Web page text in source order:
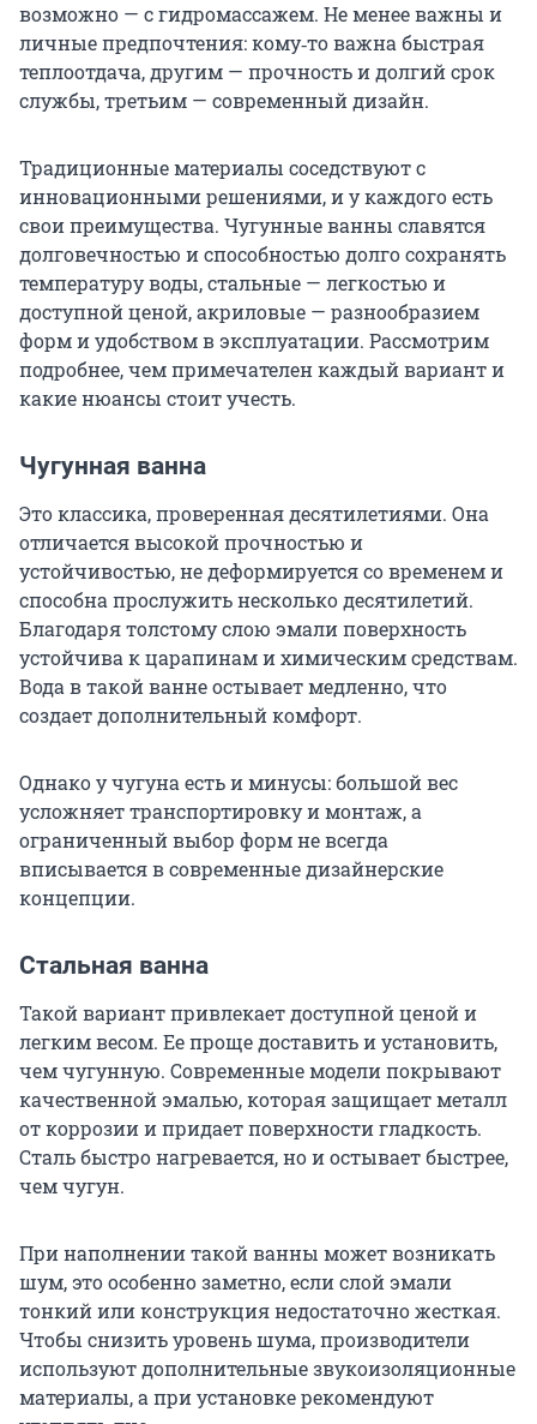
возможно — с гидромассажем. Не менее важны и
личные предпочтения: кому‑то важна быстрая
теплоотдача, другим — прочность и долгий срок
службы, третьим — современный дизайн.
Традиционные материалы соседствуют с
инновационными решениями, и у каждого есть
свои преимущества. Чугунные ванны славятся
долговечностью и способностью долго сохранять
температуру воды, стальные — легкостью и
доступной ценой, акриловые — разнообразием
форм и удобством в эксплуатации. Рассмотрим
подробнее, чем примечателен каждый вариант и
какие нюансы стоит учесть.
Чугунная ванна
Это классика, проверенная десятилетиями. Она
отличается высокой прочностью и
устойчивостью, не деформируется со временем и
способна прослужить несколько десятилетий.
Благодаря толстому слою эмали поверхность
устойчива к царапинам и химическим средствам.
Вода в такой ванне остывает медленно, что
создает дополнительный комфорт.
Однако у чугуна есть и минусы: большой вес
усложняет транспортировку и монтаж, а
ограниченный выбор форм не всегда
вписывается в современные дизайнерские
концепции.
Стальная ванна
Такой вариант привлекает доступной ценой и
легким весом. Ее проще доставить и установить,
чем чугунную. Современные модели покрывают
качественной эмалью, которая защищает металл
от коррозии и придает поверхности гладкость.
Сталь быстро нагревается, но и остывает быстрее,
чем чугун.
При наполнении такой ванны может возникать
шум, это особенно заметно, если слой эмали
тонкий или конструкция недостаточно жесткая.
Чтобы снизить уровень шума, производители
используют дополнительные звукоизоляционные
материалы, а при установке рекомендуют